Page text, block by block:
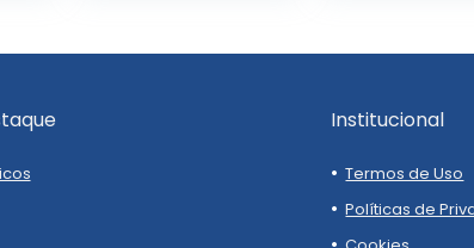
Institucional
Termos de Uso
Políticas de